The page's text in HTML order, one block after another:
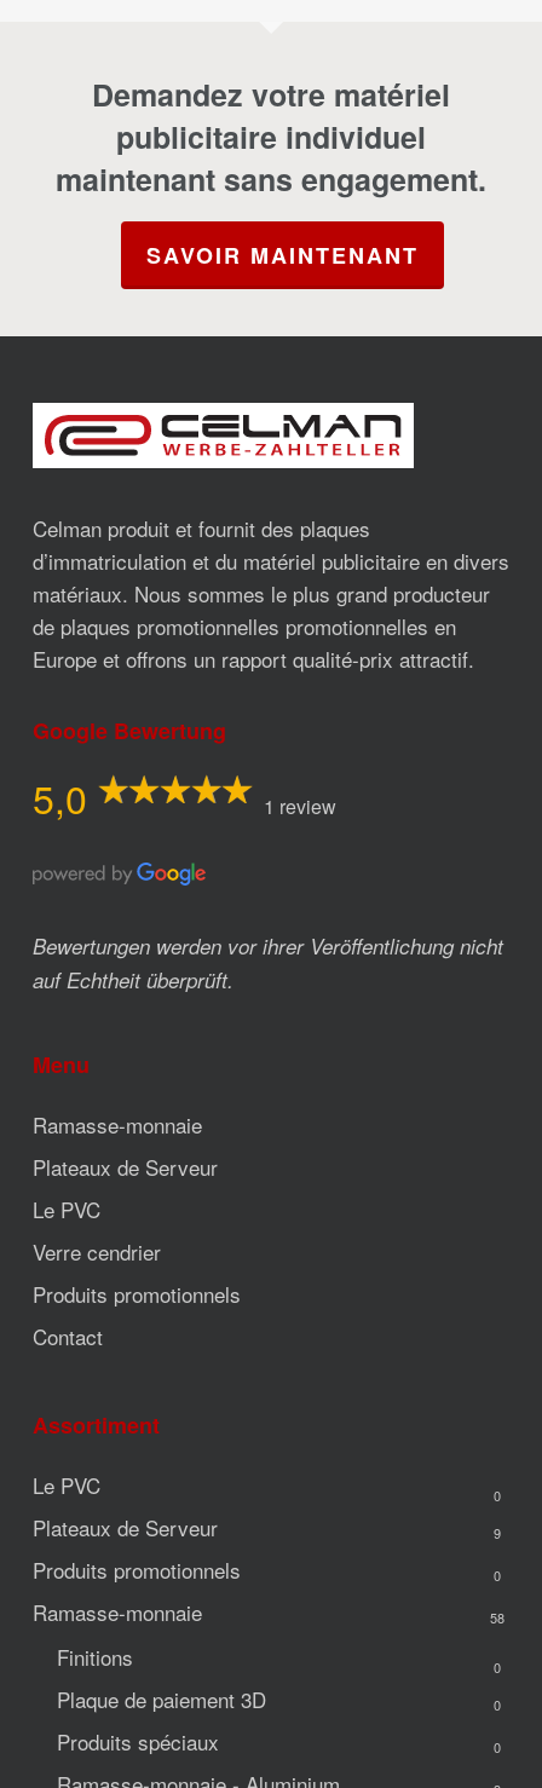
Demandez votre matériel
publicitaire individuel
maintenant sans engagement.
SAVOIR MAINTENANT
Celman produit et fournit des plaques
d’immatriculation et du matériel publicitaire en divers
matériaux. Nous sommes le plus grand producteur
de plaques promotionnelles promotionnelles en
Europe et offrons un rapport qualité-prix attractif.
Google Bewertung
5,0 1 review
Bewertungen werden vor ihrer Veröffentlichung nicht
auf Echtheit überprüft.
Menu
Ramasse-monnaie
Plateaux de Serveur
Le PVC
Verre cendrier
Produits promotionnels
Contact
Assortiment
Le PVC 0
Plateaux de Serveur 9
Produits promotionnels 0
Ramasse-monnaie 58
Finitions 0
Plaque de paiement 3D 0
Produits spéciaux 0